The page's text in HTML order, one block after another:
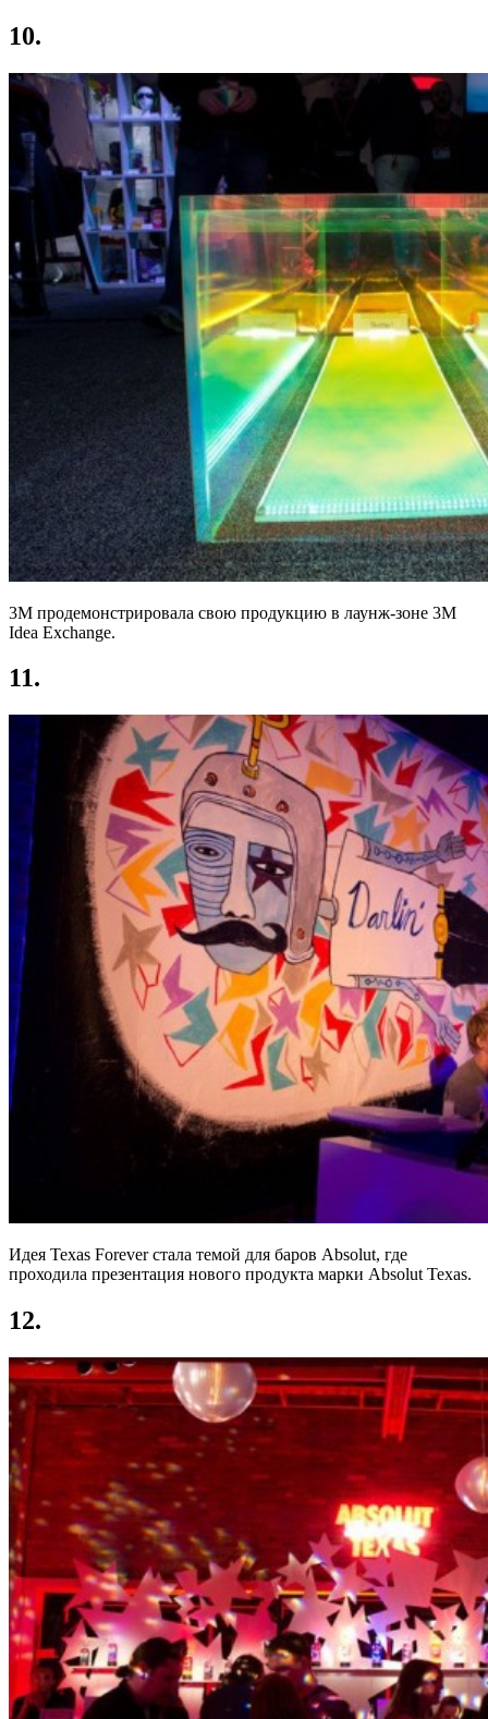
10.
3M продемонстрировала свою продукцию в лаунж-зоне 3М
Idea Exchange.
11.
Идея Texas Forever стала темой для баров Absolut, где
проходила презентация нового продукта марки Absolut Texas.
12.